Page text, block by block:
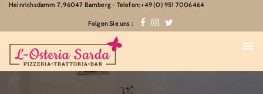
Heinrichsdamm 7, 96047 Bamberg - Telefon: +49 (0) 951 7006464
Folgen Sie uns :